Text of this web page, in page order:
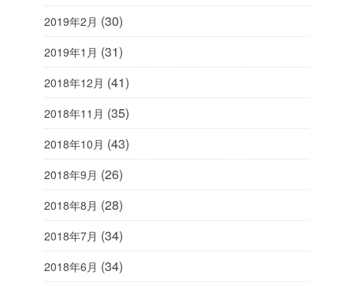
2019年2月 (30)
2019年1月 (31)
2018年12月 (41)
2018年11月 (35)
2018年10月 (43)
2018年9月 (26)
2018年8月 (28)
2018年7月 (34)
2018年6月 (34)